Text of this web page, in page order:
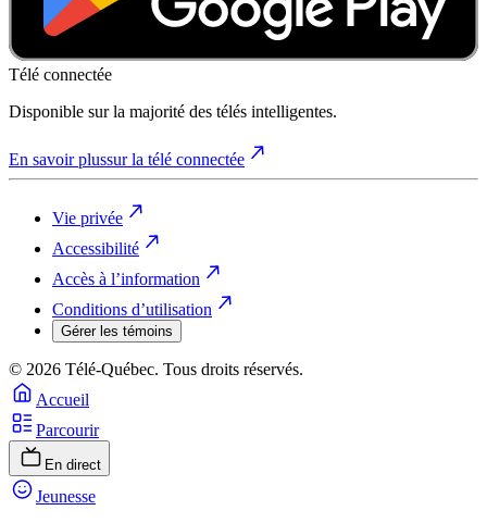
Télé connectée
Disponible sur la majorité des télés intelligentes.
En savoir plussur la télé connectée
Vie privée
Accessibilité
Accès à l’information
Conditions d’utilisation
Gérer les témoins
© 2026 Télé-Québec. Tous droits réservés.
Accueil
Parcourir
En direct
Jeunesse